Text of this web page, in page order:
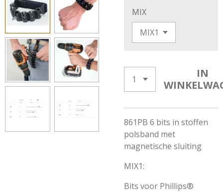
MIX
IN
861PB 6 bits in stoffen
polsband met
magnetische sluiting
MIX1:
Bits voor Phillips®